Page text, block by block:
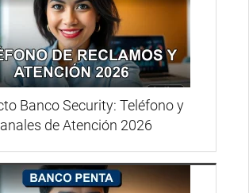
Banco Security: Teléfono y
de Atención 2026